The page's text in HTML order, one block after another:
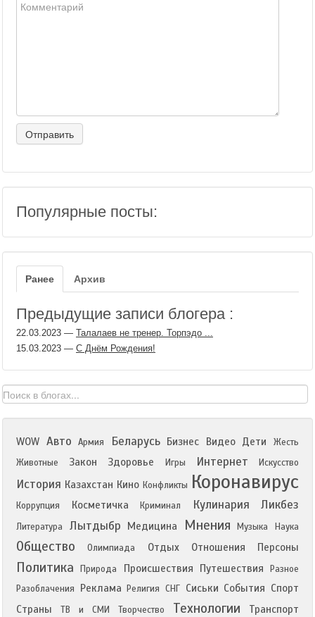
Популярные посты:
Ранее Архив
Предыдущие записи блогера :
22.03.2023 — Талалаев не тренер. Торпэдо ...
15.03.2023 — С Днём Рождения!
WOW Авто Армия Беларусь Бизнес Видео Дети
Жесть
Животные
Закон Здоровье Игры Интернет Искусство
История Казахстан Кино Конфликты Коронавирус
Коррупция Косметичка Криминал Кулинария Ликбез
Литература Лытдыбр Медицина Мнения Музыка Наука
Общество Олимпиада Отдых Отношения Персоны
Политика Природа Происшествия Путешествия
Разное
Разоблачения
Реклама Религия СНГ Сиськи События Спорт
Страны
ТВ и СМИ Творчество Технологии Транспорт